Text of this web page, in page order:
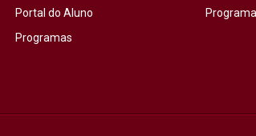
Portal do Aluno
Programas